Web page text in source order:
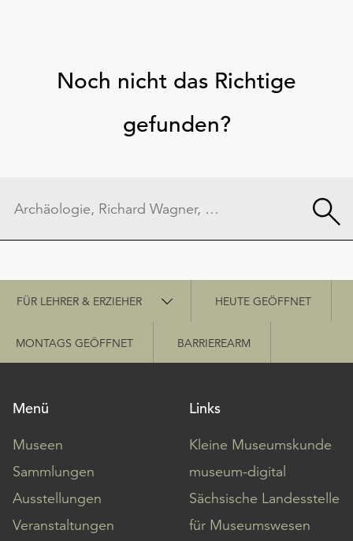
Noch nicht das Richtige
gefunden?
Schnellzugriff
FÜR LEHRER & ERZIEHER HEUTE GEÖFFNET
MONTAGS GEÖFFNET BARRIEREARM
Menü
Museen
Sammlungen
Ausstellungen
Veranstaltungen
Links
Kleine Museumskunde
museum-digital
Sächsische Landesstelle
für Museumswesen